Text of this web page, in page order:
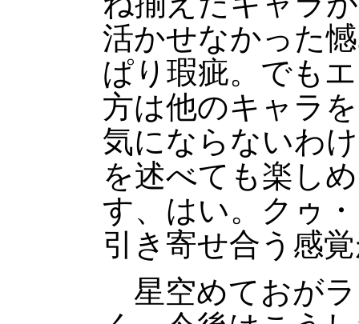
活かせなかった
ぱり瑕疵。でも
方は他のキャラ
気にならないわ
を述べても楽し
す、はい。クゥ
引き寄せ合う感
星空めておが